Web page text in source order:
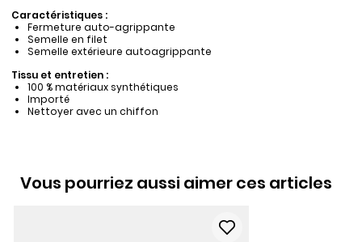
Caractéristiques :
Fermeture auto-agrippante
Semelle en filet
Semelle extérieure autoagrippante
Tissu et entretien :
100 % matériaux synthétiques
Importé
Nettoyer avec un chiffon
Vous pourriez aussi aimer ces articles